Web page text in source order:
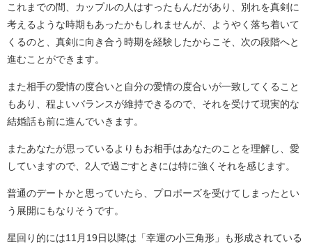
これまでの間、カップルの人はすったもんだがあり、別れを真剣に
考えるような時期もあったかもしれませんが、ようやく落ち着いて
くるのと、真剣に向き合う時期を経験したからこそ、次の段階へと
進むことができます。
また相手の愛情の度合いと自分の愛情の度合いが一致してくること
もあり、程よいバランスが維持できるので、それを受けて現実的な
結婚話も前に進んでいきます。
またあなたが思っているよりもお相手はあなたのことを理解し、愛
していますので、2人で過ごすときには特に強くそれを感じます。
普通のデートかと思っていたら、プロポーズを受けてしまったとい
う展開にもなりそうです。
星回り的には11月19日以降は「幸運の小三角形」も形成されている